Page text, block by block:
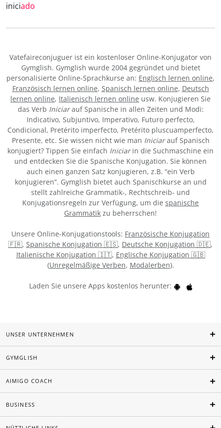
iniciado
Vatefaireconjuguer ist ein kostenloser Online-Konjugator von
Gymglish. Gymglish wurde 2004 gegründet und bietet
personalisierte Online-Sprachkurse an: Englisch lernen online,
Französisch lernen online, Spanisch lernen online, Deutsch
lernen online, Italienisch lernen online usw. Konjugieren Sie
das Verb Iniciarauf Spanische in allen Zeiten und Modi:
Indicativo, Subjuntivo, Imperativo, Futuro perfecto,
Condicional, Pretérito imperfecto, Pretérito pluscuamperfecto,
Presente, etc. Sie wissen nicht wie man Iniciarauf Spanisch
konjugiert? Tippen Sie einfach Iniciarin die Suchmaschine ein
und entdecken Sie die Spanische Konjugation. Sie können
auch einen ganzen Satz konjugieren, z.B. “ein Verb
konjugieren”. Gymglish bietet auch Spanischkurse an und
stellt zahlreiche Grammatik-, Rechtschreib- und
Konjugationsregeln zur Verfügung, um die spanische
Grammatik zu beherrschen!
Unsere Online-Konjugationstools: Französische Konjugation
🇫🇷, Spanische Konjugation 🇪🇸, Deutsche Konjugation 🇩🇪,
Italienische Konjugation 🇮🇹, Englische Konjugation 🇬🇧
(Unregelmäßige Verben, Modalerben).
Laden Sie unsere Apps kostenlos herunter:
UNSER UNTERNEHMEN
GYMGLISH
AIMIGO COACH
BUSINESS